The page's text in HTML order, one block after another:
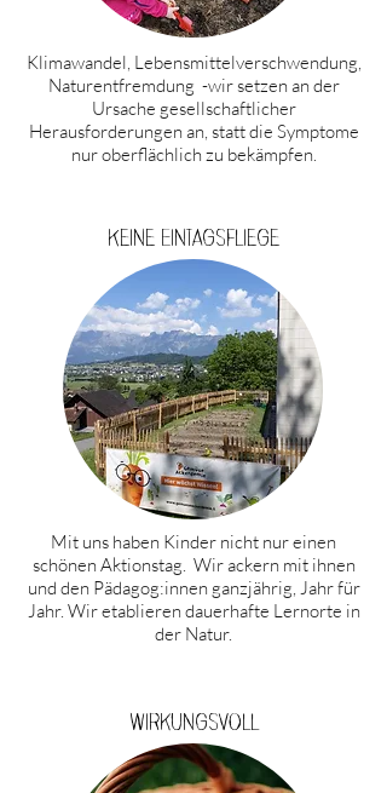
Klimawandel, Lebensmittelverschwendung,
Naturentfremdung -wir setzen an der
Ursache gesellschaftlicher
Herausforderungen an, statt die Symptome
nur oberflächlich zu bekämpfen.
Keine Eintagsfliege
Mit uns haben Kinder nicht nur einen
schönen Aktionstag. Wir ackern mit ihnen
und den Pädagog:innen ganzjährig, Jahr für
Jahr. Wir etablieren dauerhafte Lernorte in
der Natur.
Wirkungsvoll